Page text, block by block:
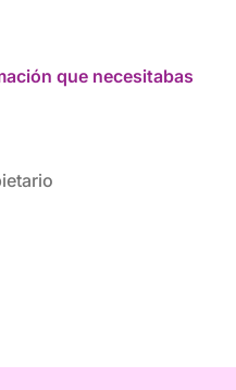
que necesitabas